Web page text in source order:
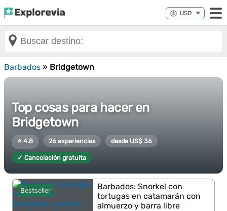
Barbados » Bridgetown
Top cosas para hacer en
Bridgetown
⭐ 4.8 26 experiencias desde US$ 36
✓ Cancelación gratuita
Bestseller
Barbados: Snorkel con
tortugas en catamarán con
almuerzo y barra libre